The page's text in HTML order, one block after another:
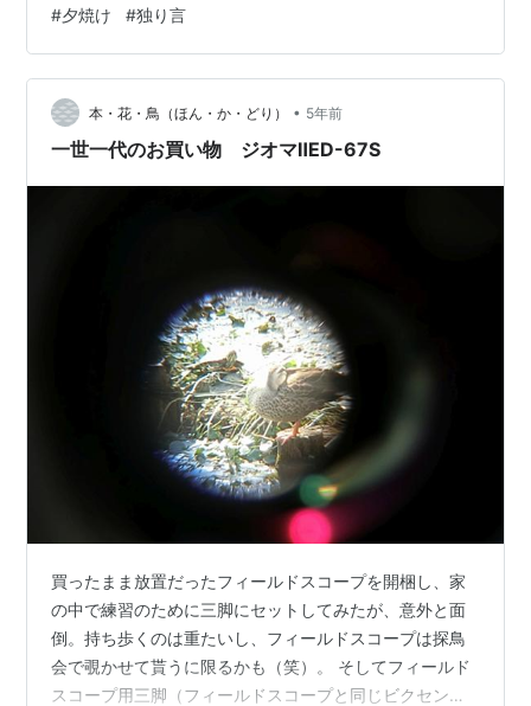
廃止しない 「健康保険証との違い」と国家公安委員長(朝
日新聞デジタル)
https://news.yahoo.co.jp/articles/6a702949b878afbb7
4fccb9950faea4e3818da5d PayPayが…
#夕焼け #独り言
本・花・鳥（ほん・か・どり） • 5年前
一世一代のお買い物 ジオマⅡED-67S
買ったまま放置だったフィールドスコープを開梱し、家
の中で練習のために三脚にセットしてみたが、意外と面
倒。持ち歩くのは重たいし、フィールドスコープは探鳥
会で覗かせて貰うに限るかも（笑）。 そしてフィールド
スコープ用三脚（フィールドスコープと同じビクセン製